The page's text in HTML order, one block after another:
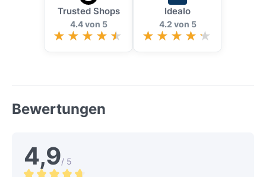
Trusted Shops
4.4 von 5
Idealo
4.2 von 5
Bewertungen
4,9/ 5